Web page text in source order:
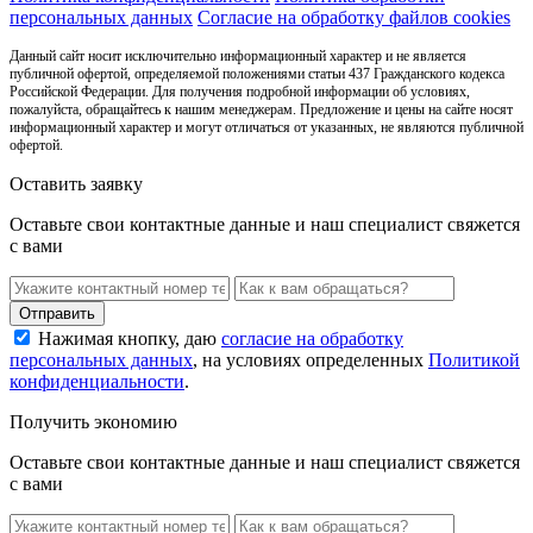
персональных данных Согласие на обработку файлов cookies
Данный сайт носит исключительно информационный характер и не является
публичной офертой, определяемой положениями статьи 437 Гражданского кодекса
Российской Федерации. Для получения подробной информации об условиях,
пожалуйста, обращайтесь к нашим менеджерам. Предложение и цены на сайте носят
информационный характер и могут отличаться от указанных, не являются публичной
офертой.
Оставить заявку
Оставьте свои контактные данные и наш специалист свяжется
с вами
Нажимая кнопку, даю согласие на обработку
персональных данных, на условиях определенных Политикой
конфиденциальности.
Получить экономию
Оставьте свои контактные данные и наш специалист свяжется
с вами